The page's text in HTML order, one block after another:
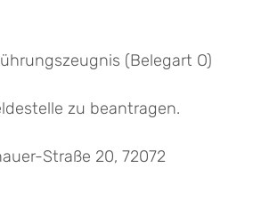
(Belegart O)
zu beantragen.
Straße 20, 72072